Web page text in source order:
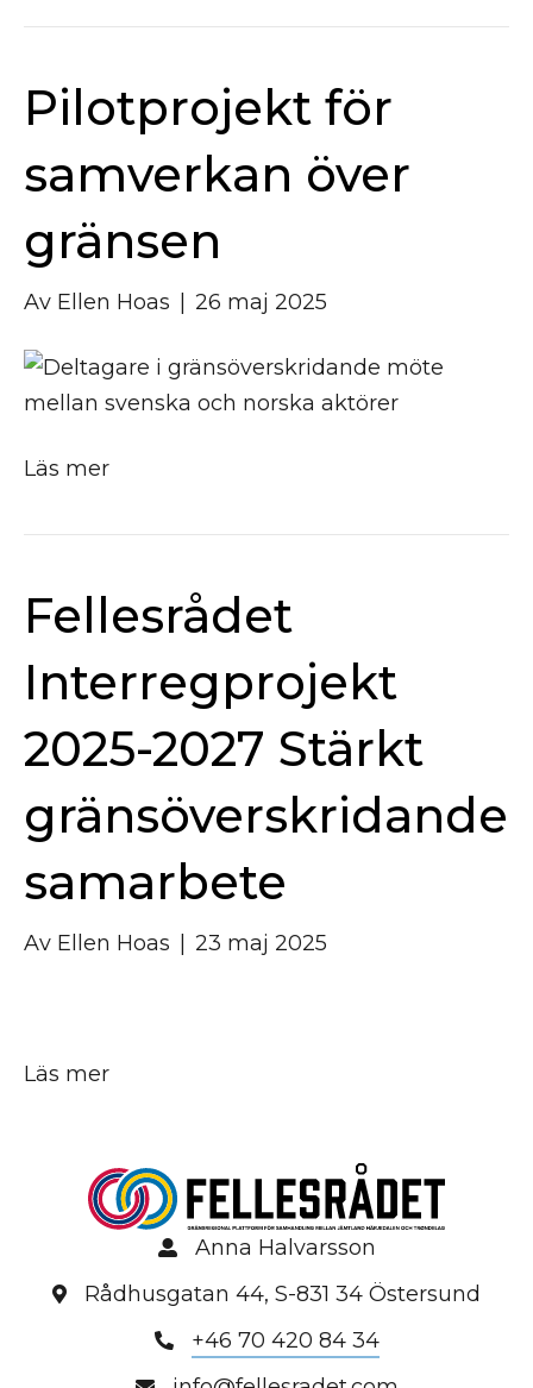
Pilotprojekt för
samverkan över
gränsen
Av Ellen Hoas 26 maj 2025
Läs mer
Fellesrådet
Interregprojekt
2025-2027 Stärkt
gränsöverskridande
samarbete
Av Ellen Hoas 23 maj 2025
Läs mer
Anna Halvarsson
Rådhusgatan 44, S-831 34 Östersund
+46 70 420 84 34